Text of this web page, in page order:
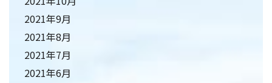
2021年9月
2021年8月
2021年7月
2021年6月